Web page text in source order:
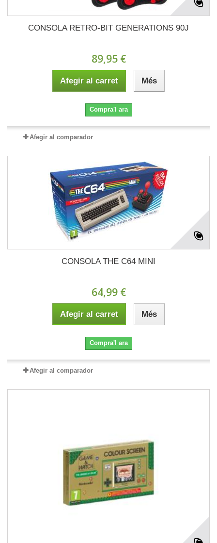
CONSOLA RETRO-BIT GENERATIONS 90J
89,95 €
Afegir al carret Més
Compra'l ara
Afegir al comparador
CONSOLA THE C64 MINI
64,99 €
Afegir al carret Més
Compra'l ara
Afegir al comparador